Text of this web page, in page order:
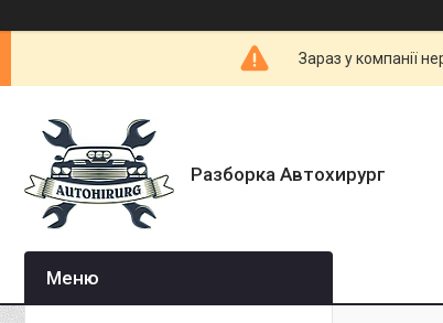
Зараз у компанії
Разборка Автохирург